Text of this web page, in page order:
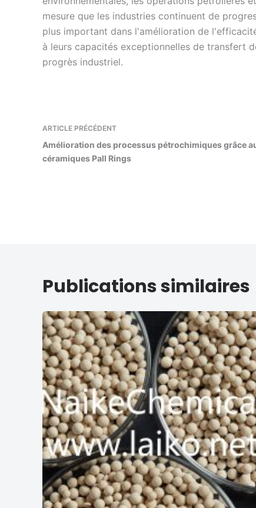
mesure que les industries continuent de
plus important dans l'amélioration de
à leurs capacités exceptionnelles de transfert
progrès industriel.
ARTICLE PRÉCÉDENT
Amélioration des processus pétrochimiques grâce
céramiques Pall Rings
Publications similaires